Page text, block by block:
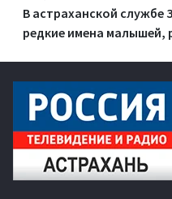
В астраханской службе
редкие имена малышей,